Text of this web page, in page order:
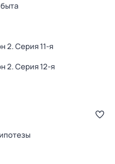
2. Серия 11-я
2. Серия 12-я